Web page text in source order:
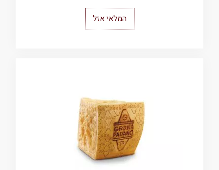
המלאי אזל